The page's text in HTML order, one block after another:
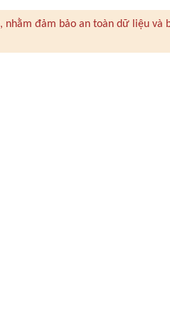
đảm bảo an toàn dữ liệu và